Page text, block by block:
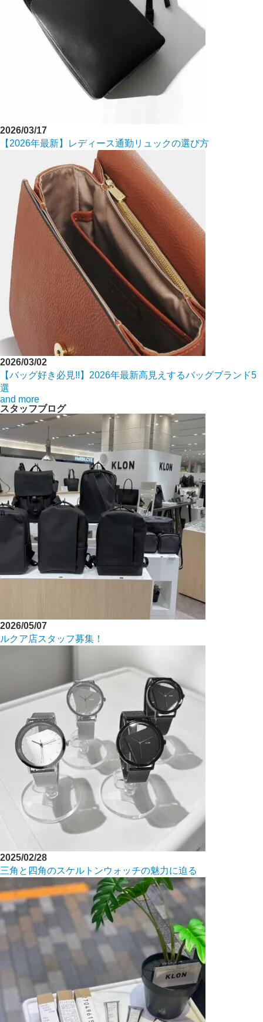
2026/03/17
【2026年最新】レディース通勤リュックの選び方
2026/03/02
【バッグ好き必見!!】2026年最新高見えするバッグブランド5
選
and more
スタッフブログ
2026/05/07
ルクア店スタッフ募集！
2025/02/28
三角と四角のスケルトンウォッチの魅力に迫る